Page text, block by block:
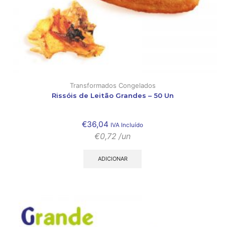
Transformados Congelados
Rissóis de Leitão Grandes – 50 Un
€36,04 IVA Incluído
€0,72 /un
ADICIONAR